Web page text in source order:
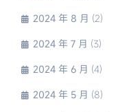
2024 年 8 月 (2)
2024 年 7 月 (3)
2024 年 6 月 (4)
2024 年 5 月 (8)